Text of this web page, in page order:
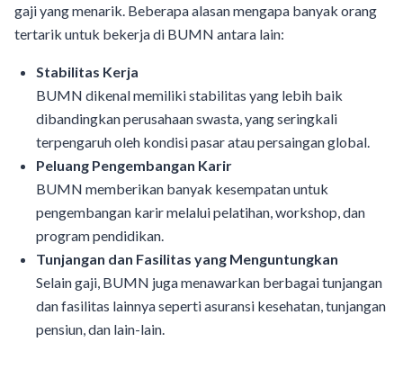
gaji yang menarik. Beberapa alasan mengapa banyak orang
tertarik untuk bekerja di BUMN antara lain:
Stabilitas Kerja
BUMN dikenal memiliki stabilitas yang lebih baik
dibandingkan perusahaan swasta, yang seringkali
terpengaruh oleh kondisi pasar atau persaingan global.
Peluang Pengembangan Karir
BUMN memberikan banyak kesempatan untuk
pengembangan karir melalui pelatihan, workshop, dan
program pendidikan.
Tunjangan dan Fasilitas yang Menguntungkan
Selain gaji, BUMN juga menawarkan berbagai tunjangan
dan fasilitas lainnya seperti asuransi kesehatan, tunjangan
pensiun, dan lain-lain.